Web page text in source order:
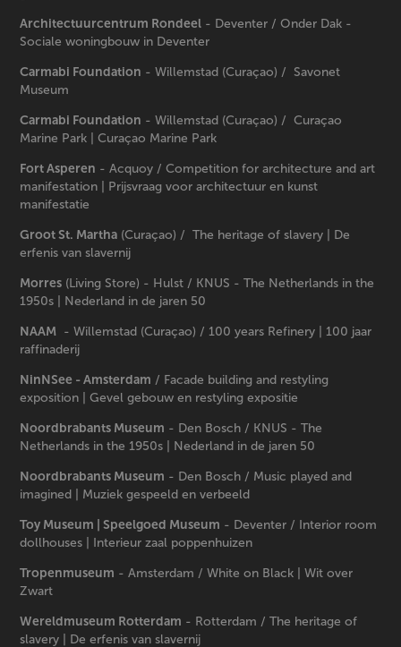
Architectuurcentrum Rondeel - Deventer / Onder Dak -
Sociale woningbouw in Deventer
Carmabi Foundation - Willemstad (Curaçao) / Savonet
Museum
Carmabi Foundation - Willemstad (Curaçao) / Curaçao
Marine Park | Curaçao Marine Park
Fort Asperen - Acquoy / Competition for architecture and art
manifestation | Prijsvraag voor architectuur en kunst
manifestatie
Groot St. Martha (Curaçao) / The heritage of slavery | De
erfenis van slavernij
Morres (Living Store) - Hulst / KNUS - The Netherlands in the
1950s | Nederland in de jaren 50
NAAM - Willemstad (Curaçao) / 100 years Refinery | 100 jaar
raffinaderij
NinNSee - Amsterdam​​​​​​​ / Facade building and restyling
exposition | Gevel gebouw en restyling expositie
Noordbrabants Museum - Den Bosch / KNUS - The
Netherlands in the 1950s | Nederland in de jaren 50
Noordbrabants Museum - Den Bosch / Music played and
imagined | Muziek gespeeld en verbeeld
Toy Museum | Speelgoed Museum - Deventer / Interior room
dollhouses | Interieur zaal poppenhuizen
Tropenmuseum - Amsterdam / White on Black | Wit over
Zwart
Wereldmuseum Rotterdam - Rotterdam / The heritage of
slavery | De erfenis van slavernij